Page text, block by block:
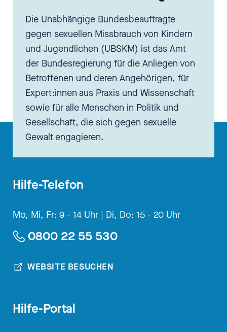
Die Unabhängige Bundesbeauftragte
gegen sexuellen Missbrauch von Kindern
und Jugendlichen (UBSKM) ist das Amt
der Bundesregierung für die Anliegen von
Betroffenen und deren Angehörigen, für
Expert:innen aus Praxis und Wissenschaft
sowie für alle Menschen in Politik und
Gesellschaft, die sich gegen sexuelle
Gewalt engagieren.
Hilfe-Telefon
Mo, Mi, Fr: 9 - 14 Uhr | Di, Do: 15 - 20 Uhr
0800 22 55 530
WEBSITE BESUCHEN
Hilfe-Portal